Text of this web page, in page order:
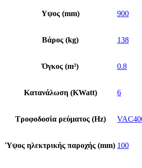
Υψος (mm) 900
Βάρος (kg) 138
Όγκος (m³) 0.8
Κατανάλωση (KWatt) 6
Τροφοδοσία ρεύματος (Hz)
Ύψος ηλεκτρικής παροχής (mm) 100